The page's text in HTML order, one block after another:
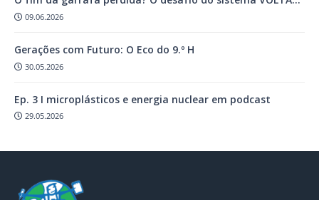
09.06.2026
Gerações com Futuro: O Eco do 9.º H
30.05.2026
Ep. 3 I microplásticos e energia nuclear em podcast
29.05.2026